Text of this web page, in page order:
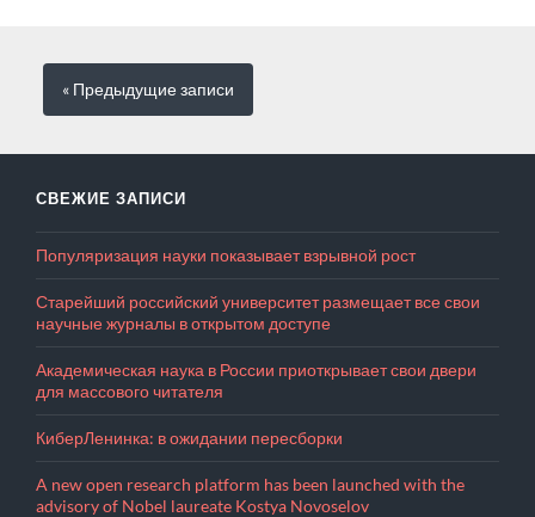
« Предыдущиезаписи
СВЕЖИЕ ЗАПИСИ
Популяризация науки показывает взрывной рост
Старейший российский университет размещает все свои
научные журналы в открытом доступе
Академическая наука в России приоткрывает свои двери
для массового читателя
КиберЛенинка: в ожидании пересборки
A new open research platform has been launched with the
advisory of Nobel laureate Kostya Novoselov